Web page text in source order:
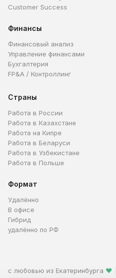
Customer Success
Финансы
Финансовый анализ
Управление финансами
Бухгалтерия
FP&A / Контроллинг
Страны
Работа в России
Работа в Казахстане
Работа на Кипре
Работа в Беларуси
Работа в Узбекистане
Работа в Польше
Формат
Удалённо
В офисе
Гибрид
удалённо по РФ
с любовью из Екатеринбурга ❤